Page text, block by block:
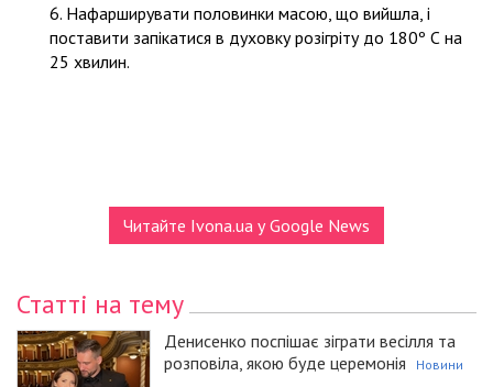
Нафарширувати половинки масою, що вийшла, і
поставити запікатися в духовку розігріту до 180º С на
25 хвилин.
Читайте Ivona.ua у Google News
Статті на тему
Денисенко поспішає зіграти весілля та
розповіла, якою буде церемонія
Новини